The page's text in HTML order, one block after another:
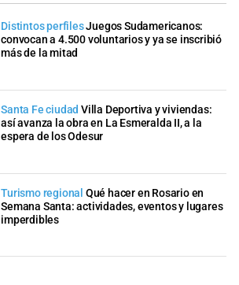
Distintos perfilesJuegos Sudamericanos:
convocan a 4.500 voluntarios y ya se inscribió
más de la mitad
Santa Fe ciudad Villa Deportiva y viviendas:
así avanza la obra en La Esmeralda II, a la
espera de los Odesur
Turismo regional Qué hacer en Rosario en
Semana Santa: actividades, eventos y lugares
imperdibles